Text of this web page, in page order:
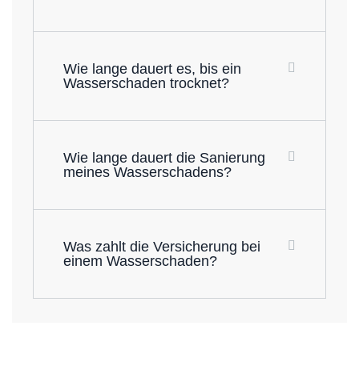
Wie lange dauert es, bis ein
Wasserschaden trocknet?
Wie lange dauert die Sanierung
meines Wasserschadens?
Was zahlt die Versicherung bei
einem Wasserschaden?